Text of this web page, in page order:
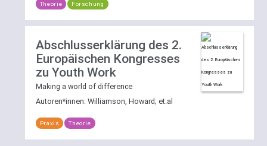
Theorie Forschung
Abschlusserklärung des 2.
Europäischen Kongresses
zu Youth Work
Making a world of difference
Autoren*innen: Williamson, Howard; et.al
Praxis Theorie